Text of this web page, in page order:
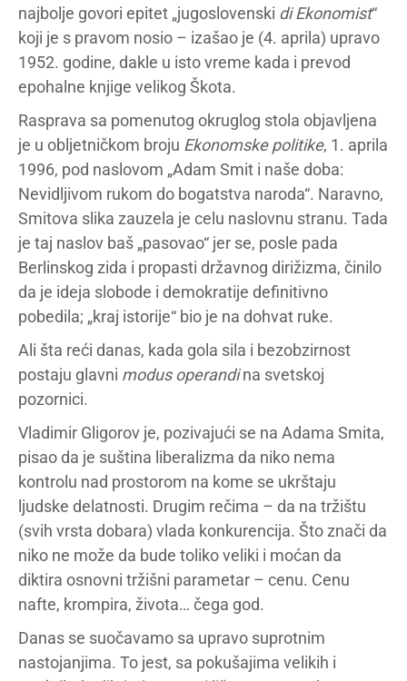
najbolje govori epitet „jugoslovenski di Ekonomist“
koji je s pravom nosio – izašao je (4. aprila) upravo
1952. godine, dakle u isto vreme kada i prevod
epohalne knjige velikog Škota.
Rasprava sa pomenutog okruglog stola objavljena
je u obljetničkom broju Ekonomske politike, 1. aprila
1996, pod naslovom „Adam Smit i naše doba:
Nevidljivom rukom do bogatstva naroda“. Naravno,
Smitova slika zauzela je celu naslovnu stranu. Tada
je taj naslov baš „pasovao“ jer se, posle pada
Berlinskog zida i propasti državnog dirižizma, činilo
da je ideja slobode i demokratije definitivno
pobedila; „kraj istorije“ bio je na dohvat ruke.
Ali šta reći danas, kada gola sila i bezobzirnost
postaju glavni modus operandina svetskoj
pozornici.
Vladimir Gligorov je, pozivajući se na Adama Smita,
pisao da je suština liberalizma da niko nema
kontrolu nad prostorom na kome se ukrštaju
ljudske delatnosti. Drugim rečima – da na tržištu
(svih vrsta dobara) vlada konkurencija. Što znači da
niko ne može da bude toliko veliki i moćan da
diktira osnovni tržišni parametar – cenu. Cenu
nafte, krompira, života… čega god.
Danas se suočavamo sa upravo suprotnim
nastojanjima. To jest, sa pokušajima velikih i